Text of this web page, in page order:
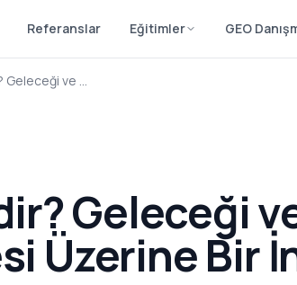
Referanslar Eğitimler GEO
EduGPT Nedir? Geleceği ve Geliştirilmesi Üzerine Bir İnceleme
Geleceği
Üzerine Bir